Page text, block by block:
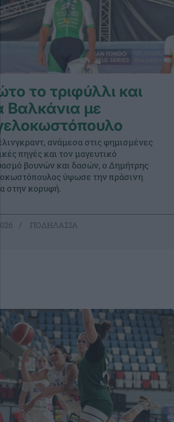
το τριφύλλι και
Βαλκάνια με
ανάμεσα στις φημισμένες
πηγές και τον μαγευτικό
βουνών και δασών, ο Δημήτρης
ύψωσε την πράσινη
στην κορυφή.
ΠΟΔΗΛΑΣΙΑ